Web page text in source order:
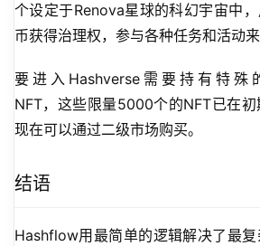
个设定于Renova星球的科幻宇宙中
币获得治理权，参与各种任务和活动来
要进入Hashverse需要持有特殊
NFT，这些限量5000个的NFT已在初
现在可以通过二级市场购买。
结语
Hashflow用最简单的逻辑解决了最